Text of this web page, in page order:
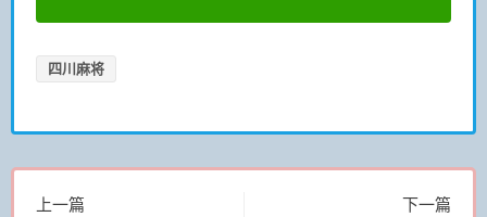
四川麻将
上一篇
下一篇